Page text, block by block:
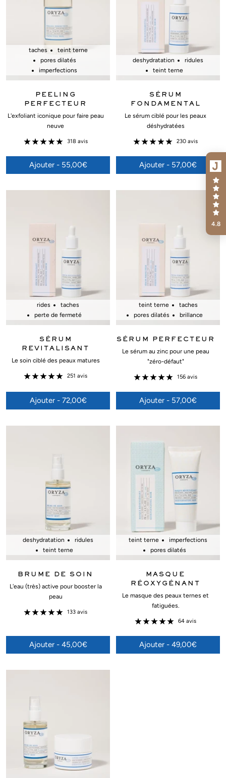
taches
teint terne
pores dilatés
imperfections
PEELING
PERFECTEUR
L'exfoliant iconique pour faire peau
neuve
318 avis
Ajouter - 55,00€
deshydratation
ridules
teint terne
SÉRUM
FONDAMENTAL
Le sérum ciblé pour les peaux
déshydratées
230 avis
Ajouter - 57,00€
rides
taches
perte de fermeté
SÉRUM
REVITALISANT
Le soin ciblé des peaux matures
251 avis
Ajouter - 72,00€
teint terne
taches
pores dilatés
brillance
SÉRUM PERFECTEUR
Le sérum au zinc pour une peau
"zéro-défaut"
156 avis
Ajouter - 57,00€
deshydratation
ridules
teint terne
BRUME DE SOIN
L'eau (très) active pour booster la
peau
133 avis
Ajouter - 45,00€
teint terne
imperfections
pores dilatés
MASQUE
RÉOXYGÉNANT
Le masque des peaux ternes et
fatiguées.
64 avis
Ajouter - 49,00€
4.8